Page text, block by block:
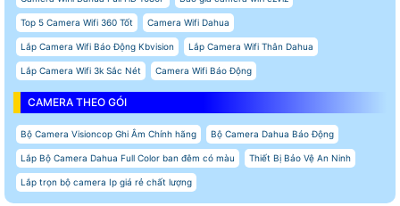
Top 5 Camera Wifi 360 Tốt Camera Wifi Dahua
Lắp Camera Wifi Báo Động Kbvision Lắp Camera Wifi Thân Dahua
Lắp Camera Wifi 3k Sắc Nét Camera Wifi Báo Động
CAMERA THEO GÓI
Bộ Camera Visioncop Ghi Âm Chính hãng Bộ Camera Dahua Báo Động
Lắp Bộ Camera Dahua Full Color ban đêm có màu Thiết Bị Bảo Vệ An Ninh
Lắp trọn bộ camera Ip giá rẻ chất lượng